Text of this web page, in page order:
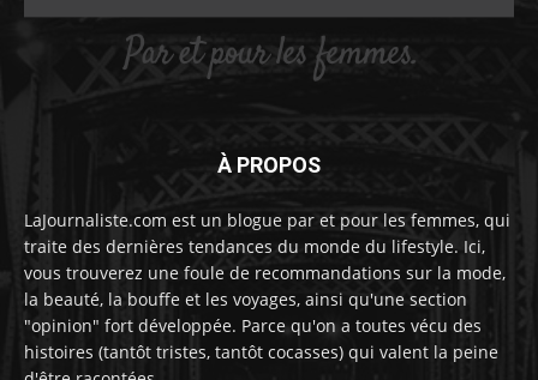
À PROPOS
LaJournaliste.com est un blogue par et pour les femmes, qui
traite des dernières tendances du monde du lifestyle. Ici,
vous trouverez une foule de recommandations sur la mode,
la beauté, la bouffe et les voyages, ainsi qu'une section
"opinion" fort développée. Parce qu'on a toutes vécu des
histoires (tantôt tristes, tantôt cocasses) qui valent la peine